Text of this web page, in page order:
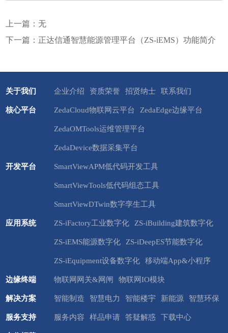
上一篇：无
下一篇：正达信通智慧能源管理平台（ZS-iEMS）功能简介
关于我们 企业介绍 资质荣誉 招贤纳士 联系我们
核心平台 ZedaCloud物联网云平台 ZedaEdge边缘平台
ZedaOMTools运维管理平台
ZedaDevice数据采集平台
开发平台 SmartViewAPM低代码开发工具
SmartViewTools低代码组态工具
SmartViewDTwin数字孪生工具
应用系统 ZS-iFactory工业数字化 ZS-iBuilding建筑数字化
ZS-iEMS能源数字化 ZS-iDeepES节能数字化
ZS-iEquipment设备数字化 移动端App&小程序
边缘终端 物联网网关&网闸 物联网IO模块
解决方案 智能制造 智慧电力 智能楼宇 新能源 智慧环保
服务支持 服务内容 样品申请 答疑解惑 下载中心